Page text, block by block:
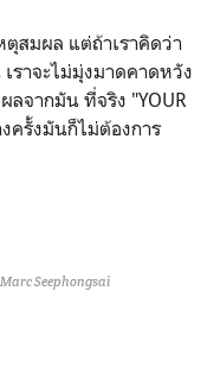
มผล แต่ถ้าเราคิดว่า
ราจะไม่มุ่งมาดคาดหวัง
จากมัน ที่จริง "YOUR
ครั้งมันก็ไม่ต้องการ
Seephongsai